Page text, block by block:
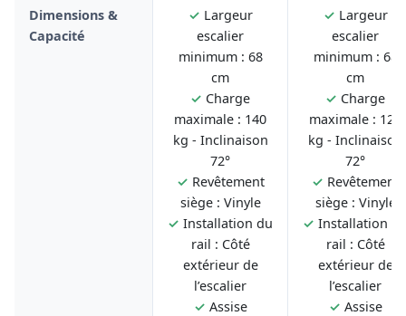
Dimensions &
Capacité
✓ Largeur
escalier
minimum : 68
cm
✓ Charge
maximale : 140
kg - Inclinaison
72°
✓ Revêtement
siège : Vinyle
✓ Installation du
rail : Côté
extérieur de
l’escalier
✓ Assise
✓ Largeur
escalier
minimum : 68
cm
✓ Charge
maximale : 125
kg - Inclinaison
72°
✓ Revêtement
siège : Vinyle
✓ Installation
rail : Côté
extérieur de
l’escalier
✓ Assise